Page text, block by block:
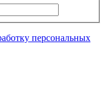
персональных